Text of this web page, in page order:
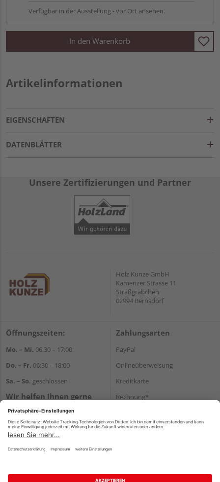
Verfügbar in der Ausstellung - vor Ort ansehen.
In den Warenkorb
Artikelinformationen
EIGENSCHAFTEN
DATENBLÄTTER
Unsere Zertifizierungen und Partner
Holz Kunze GmbH
Kamenzer Strasse 11
Straßgräbchen
02994 Bernsdorf
Öffnungszeiten:
Mo. – Mi. 06:30 – 17:00
Do. – Fr. 06:30 – 18:00
Sa. – So. geschlossen
Wir helfen Ihnen gerne
weiter
+49 35723 23123
E-Mail:info@holz-kunze.de
Zahlungsarten
PayPal
Onlineüberweisung
Kreditkarte
Rechnung*
Versand
Impressum AGB Widerruf Datenschutz